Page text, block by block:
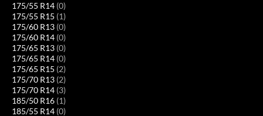
175/55 R14 (0)
175/55 R15 (1)
175/60 R13 (0)
175/60 R14 (0)
175/65 R13 (0)
175/65 R14 (0)
175/65 R15 (2)
175/70 R13 (2)
175/70 R14 (3)
185/50 R16 (1)
185/55 R14 (0)